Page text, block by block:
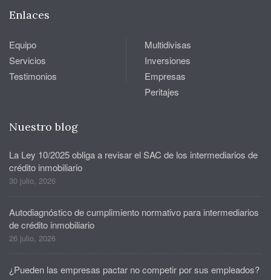
Enlaces
Equipo
Servicios
Testimonios
Multidivisas
Inversiones
Empresas
Peritajes
Nuestro blog
La Ley 10/2025 obliga a revisar el SAC de los intermediarios de
crédito inmobiliario
30 julio, 2026
Autodiagnóstico de cumplimiento normativo para intermediarios
de crédito inmobiliario
26 julio, 2026
¿Pueden las empresas pactar no competir por sus empleados?